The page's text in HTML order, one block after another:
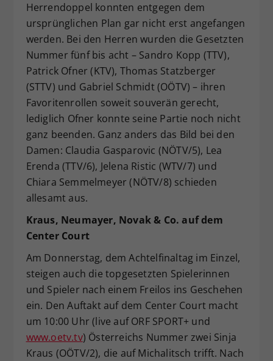
Herrendoppel konnten entgegen dem
ursprünglichen Plan gar nicht erst angefangen
werden. Bei den Herren wurden die Gesetzten
Nummer fünf bis acht – Sandro Kopp (TTV),
Patrick Ofner (KTV), Thomas Statzberger
(STTV) und Gabriel Schmidt (OÖTV) – ihren
Favoritenrollen soweit souverän gerecht,
lediglich Ofner konnte seine Partie noch nicht
ganz beenden. Ganz anders das Bild bei den
Damen: Claudia Gasparovic (NÖTV/5), Lea
Erenda (TTV/6), Jelena Ristic (WTV/7) und
Chiara Semmelmeyer (NÖTV/8) schieden
allesamt aus.
Kraus, Neumayer, Novak & Co. auf dem
Center Court
Am Donnerstag, dem Achtelfinaltag im Einzel,
steigen auch die topgesetzten Spielerinnen
und Spieler nach einem Freilos ins Geschehen
ein. Den Auftakt auf dem Center Court macht
um 10:00 Uhr (live auf ORF SPORT+ und
www.oetv.tv) Österreichs Nummer zwei Sinja
Kraus (OÖTV/2), die auf Michalitsch trifft. Nach